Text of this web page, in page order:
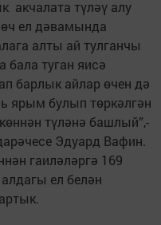
акчалата түләү алу
өч ел дәвамында
алты ай тулганчы
бала туган яисә
барлык айлар өчен дә
ярым булып төркәлгән
түләнә башлый”,-
Эдуард Вафин.
гаиләләргә 169
ел белән